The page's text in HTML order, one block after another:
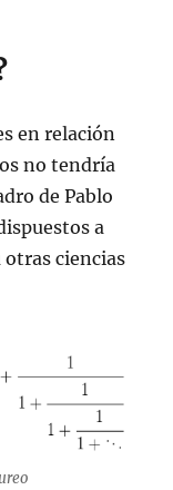
en relación
no tendría
de Pablo
a
ciencias